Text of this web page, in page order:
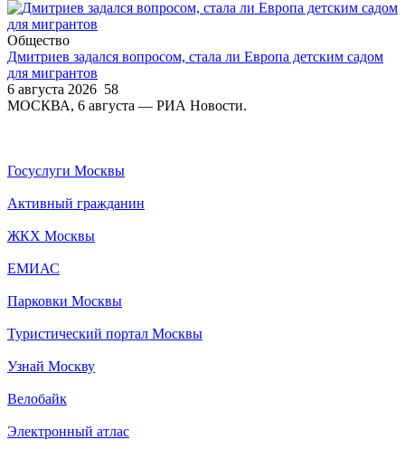
Общество
Дмитриев задался вопросом, стала ли Европа детским садом
для мигрантов
6 августа 2026 58
МОСКВА, 6 августа — РИА Новости.
Госуслуги Москвы
Активный гражданин
ЖКХ Москвы
ЕМИАС
Парковки Москвы
Туристический портал Москвы
Узнай Москву
Велобайк
Электронный атлас